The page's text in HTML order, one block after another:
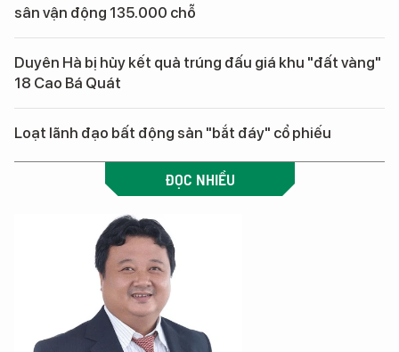
sân vận động 135.000 chỗ
Duyên Hà bị hủy kết quả trúng đấu giá khu "đất vàng"
18 Cao Bá Quát
Loạt lãnh đạo bất động sản "bắt đáy" cổ phiếu
ĐỌC NHIỀU